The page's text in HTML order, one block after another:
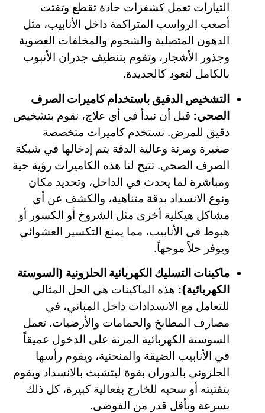
التيارات تعمل كشفرات حادة تقطع وتفتت
أصعب الرواسب المتراكمة داخل الأنابيب، مثل
الدهون المتصلبة والشحوم والمخلفات العضوية
وجذور الأشجار، وتقوم بتنظيف جدران الأنبوب
بالكامل لتعود كالجديدة.
التشخيص الدقيق باستخدام كاميرات الصرف
الصحي: قبل أن نبدأ في أي علاج، نقوم بتشخيص
دقيق للمرض. نستخدم كاميرات متخصصة
صغيرة ومرنة وعالية الدقة يتم إدخالها في شبكة
الصرف الصحي. تتيح لنا هذه الكاميرات رؤية حية
ومباشرة لما يحدث في الداخل، وتحديد مكان
ونوع الانسداد بدقة متناهية، والكشف عن أي
مشاكل هيكلية أخرى مثل الشروخ أو الكسور أو
هبوط في الأنابيب، مما يمنع التكسير العشوائي
ويوفر حلاً موجهاً.
ماكينات التسليك الكهربائية الحلزونية (السوستة
الكهربائية): هذه الماكينات هي الحل المثالي
للتعامل مع الانسدادات داخل المباني، في
مصارف المطابخ والحمامات والأرضيات. تعمل
السوستة الكهربائية المرنة على الدخول عميقاً
في الأنابيب الضيقة والمنحنية، ويقوم رأسها
الحلزوني بالدوران بقوة ليتشبث بالانسداد ويقوم
بتفتيته أو سحبه للخارج بفعالية كبيرة، كل ذلك
بسرعة وبأقل قدر من الفوضى.